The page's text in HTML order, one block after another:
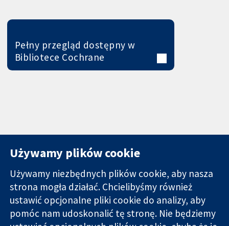
Pełny przegląd dostępny w
Bibliotece Cochrane
Wiarygodne dane
11-13 Cavendish
Square
Londyn
Kontakt
Nowości
Biuro
Używamy plików cookie
Używamy niezbędnych plików cookie, aby nasza
strona mogła działać. Chcielibyśmy również
ustawić opcjonalne pliki cookie do analizy, aby
pomóc nam udoskonalić tę stronę. Nie będziemy